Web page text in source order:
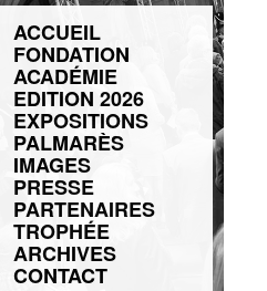
ACCUEIL
FONDATION
ACADÉMIE
EDITION 2026
EXPOSITIONS
PALMARÈS
IMAGES
PRESSE
PARTENAIRES
TROPHÉE
ARCHIVES
CONTACT